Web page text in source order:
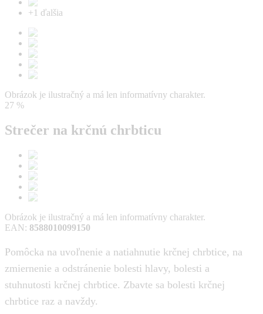
+1 ďalšia
Obrázok je ilustračný a má len informatívny charakter.
27 %
Strečer na krčnú chrbticu
Obrázok je ilustračný a má len informatívny charakter.
EAN: 8588010099150
Pomôcka na uvoľnenie a natiahnutie krčnej chrbtice, na
zmiernenie a odstránenie bolesti hlavy, bolesti a
stuhnutosti krčnej chrbtice. Zbavte sa bolesti krčnej
chrbtice raz a navždy.